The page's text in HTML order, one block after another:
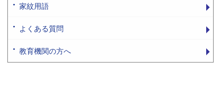
家紋用語
よくある質問
教育機関の方へ